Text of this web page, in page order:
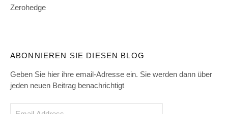
Zerohedge
ABONNIEREN SIE DIESEN BLOG
Geben Sie hier ihre email-Adresse ein. Sie werden dann über
jeden neuen Beitrag benachrichtigt